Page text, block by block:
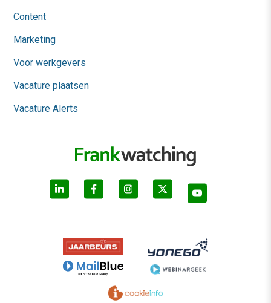
Content
Marketing
Voor werkgevers
Vacature plaatsen
Vacature Alerts